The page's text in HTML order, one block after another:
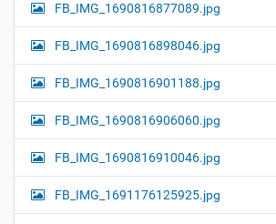
FB_IMG_1690816877089.jpg
FB_IMG_1690816898046.jpg
FB_IMG_1690816901188.jpg
FB_IMG_1690816906060.jpg
FB_IMG_1690816910046.jpg
FB_IMG_1691176125925.jpg